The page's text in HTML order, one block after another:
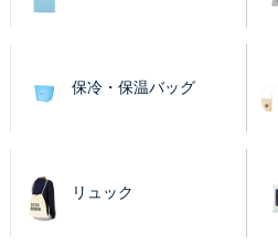
保冷・保温バッグ
リュック